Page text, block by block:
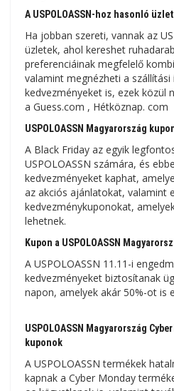
A USPOLOASSN-hoz hasonló
Ha jobban szereti, vannak az
üzletek, ahol kereshet
preferenciáinak megfelelő
valamint megnézheti a szállítási
kedvezményeket is, ezek közül
a Guess.com , Hétköznap. com
USPOLOASSN Magyarország
A Black Friday az egyik
USPOLOASSN számára, és
kedvezményeket kaphat,
az akciós ajánlatokat, valamint
kedvezménykuponokat,
lehetnek.
Kupon a USPOLOASSN
A USPOLOASSN 11.11-i
kedvezményeket biztosítanak
napon, amelyek akár 50%-ot is
USPOLOASSN Magyarország
kuponok
A USPOLOASSN termékek
kapnak a Cyber ​​​​Monday